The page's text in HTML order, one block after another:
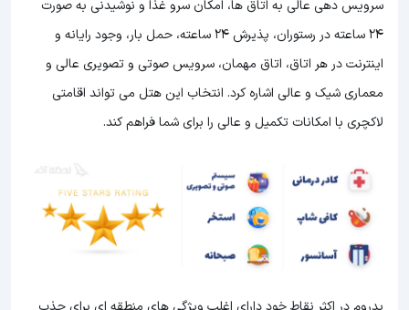
سرویس دهی عالی به اتاق ها، امکان سرو غذا و نوشیدنی به صورت
24 ساعته در رستوران، پذیرش 24 ساعته، حمل بار، وجود رایانه و
اینترنت در هر اتاق، اتاق مهمان، سرویس صوتی و تصویری عالی و
معماری شیک و عالی اشاره کرد. انتخاب این هتل می تواند اقامتی
لاکچری با امکانات تکمیل و عالی را برای شما فراهم کند.